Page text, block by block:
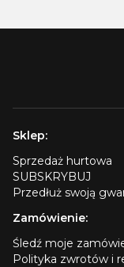
Sklep:
Sprzedaż hurtowa
SUBSKRYBUJ
Przedłuż swoją
Zamówienie:
Śledź moje
Polityka zwrotów i